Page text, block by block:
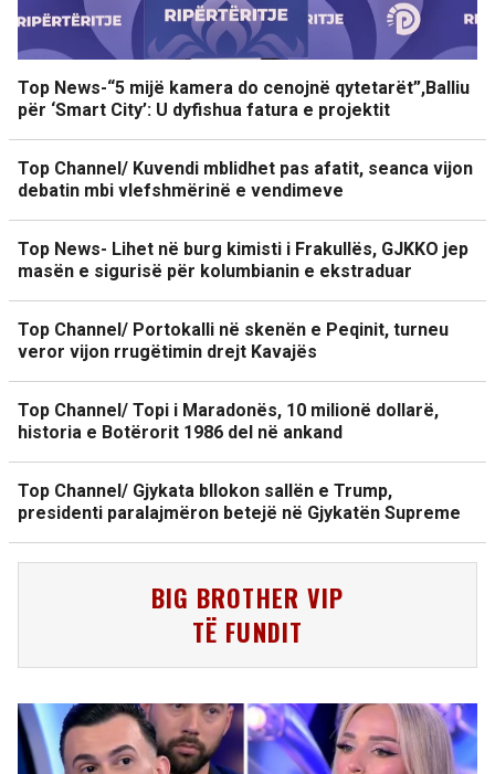
Top News-“5 mijë kamera do cenojnë qytetarët”,Balliu
për ‘Smart City’: U dyfishua fatura e projektit
Top Channel/ Kuvendi mblidhet pas afatit, seanca vijon
debatin mbi vlefshmërinë e vendimeve
Top News- Lihet në burg kimisti i Frakullës, GJKKO jep
masën e sigurisë për kolumbianin e ekstraduar
Top Channel/ Portokalli në skenën e Peqinit, turneu
veror vijon rrugëtimin drejt Kavajës
Top Channel/ Topi i Maradonës, 10 milionë dollarë,
historia e Botërorit 1986 del në ankand
Top Channel/ Gjykata bllokon sallën e Trump,
presidenti paralajmëron betejë në Gjykatën Supreme
BIG BROTHER VIP
TË FUNDIT